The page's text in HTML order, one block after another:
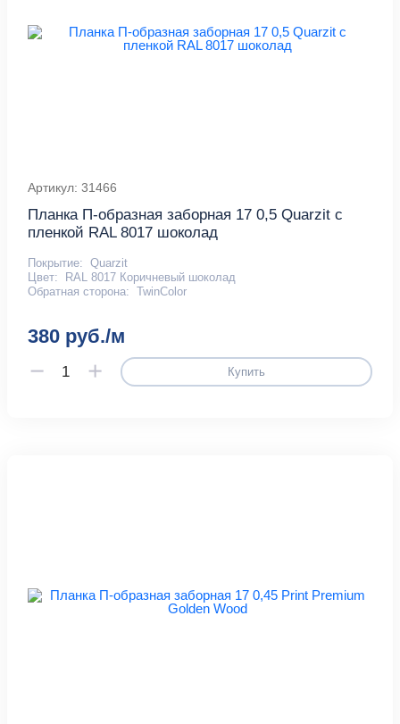
Артикул: 31466
Планка П-образная заборная 17 0,5 Quarzit с
пленкой RAL 8017 шоколад
Покрытие: Quarzit
Цвет:
RAL 8017 Коричневый шоколад
Обратная сторона: TwinColor
380 руб./м
Купить